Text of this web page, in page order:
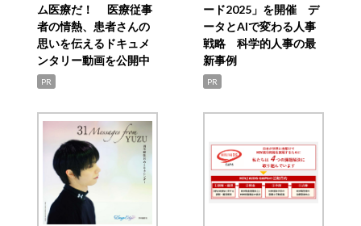
ム医療だ！ 医療従事
者の情熱、患者さんの
思いを伝えるドキュメ
ンタリー動画を公開中
PR
ード2025」を開催 デ
ータとAIで変わる人事
戦略 科学的人事の最
新事例
PR